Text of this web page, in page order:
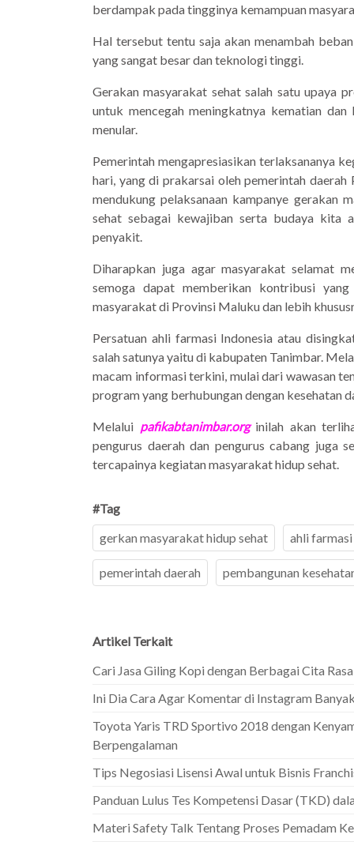
berdampak pada tingginya kemampuan
Hal tersebut tentu saja akan menambah
yang sangat besar dan teknologi tinggi.
Gerakan masyarakat sehat salah satu upaya
untuk mencegah meningkatnya kematian
menular.
Pemerintah mengapresiasikan terlaksananya
hari, yang di prakarsai oleh pemerintah
mendukung pelaksanaan kampanye gerakan
sehat sebagai kewajiban serta budaya kita
penyakit.
Diharapkan juga agar masyarakat selamat
semoga dapat memberikan kontribusi
masyarakat di Provinsi Maluku dan lebih
Persatuan ahli farmasi Indonesia atau
salah satunya yaitu di kabupaten Tanimbar.
macam informasi terkini, mulai dari wawasan
program yang berhubungan dengan kesehatan
Melalui pafikabtanimbar.orginilah akan
pengurus daerah dan pengurus cabang juga
tercapainya kegiatan masyarakat hidup sehat.
#Tag
gerkan masyarakat hidup sehat
ahli farmasi
pemerintah daerah pembangunan
Artikel Terkait
Cari Jasa Giling Kopi dengan Berbagai Cita
Ini Dia Cara Agar Komentar di Instagram
Toyota Yaris TRD Sportivo 2018 dengan
Berpengalaman
Tips Negosiasi Lisensi Awal untuk Bisnis
Panduan Lulus Tes Kompetensi Dasar (TKD)
Materi Safety Talk Tentang Proses Pemadam